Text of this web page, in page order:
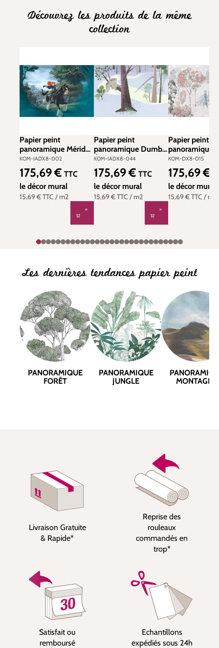
Découvrez les produits de la même
collection
Papier peint
panoramique Mérida
Rebelle - Papier Peint
Komar Into
Adventure
KOM-IADX8-002
15,69 €TTC / m2
Prix régulier :
175,69 € TTC
le décor mural
Papier peint
panoramique Dumbo
Éléphant - Papier
Peint Komar Into
Adventure
KOM-IADX8-044
15,69 €TTC / m2
Prix régulier :
175,69 € TTC
le décor mural
Papier peint
panoramique
des Neiges
Nature -
Komar Into
Wonderland
KOM-DX8-015
15,69 €TTC / m2
Prix régulier :
175,69 €
le décor mural
Les dernières tendances papier peint
PANORAMIQUE
FORÊT
PANORAMIQUE
JUNGLE
MONTAGNE
Livraison Gratuite
& Rapide*
Reprise des
rouleaux
commandés en
trop*
Satisfait ou
remboursé
Echantillons
expédiés sous 24h